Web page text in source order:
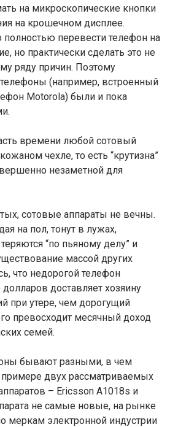
на микроскопические кнопки
на крошечном дисплее.
перевести телефон на
но практически сделать это не
ряду причин. Поэтому
(например, встроенный
Motorola) были и пока
времени любой сотовый
чехле, то есть “крутизна”
незаметной для
сотовые аппараты не вечны.
на пол, тонут в лужах,
“по пьяному делу” и
массой других
что недорогой телефон
доставляет хозяину
при утере, чем дорогущий
превосходит месячный доход
семей.
бывают разными, в чем
двух рассматриваемых
– Ericsson A1018s и
не самые новые, на рынке
меркам электронной индустрии